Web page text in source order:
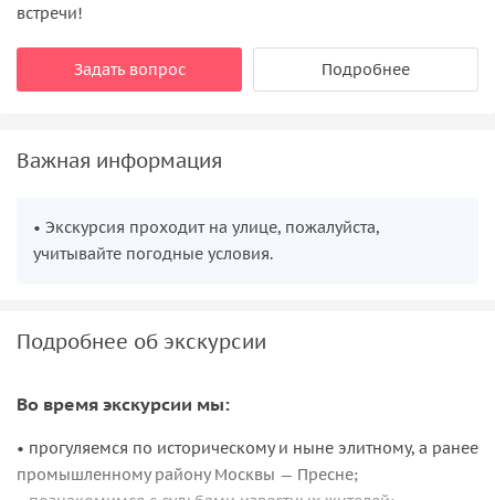
встречи!
Задать вопрос Подробнее
Важная информация
• Экскурсия проходит на улице, пожалуйста,
учитывайте погодные условия.
Подробнее об экскурсии
Во время экскурсии мы:
• прогуляемся по историческому и ныне элитному, а ранее
промышленному району Москвы — Пресне;